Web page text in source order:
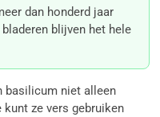
dan honderd jaar
blijven het hele
basilicum niet alleen
ze vers gebruiken